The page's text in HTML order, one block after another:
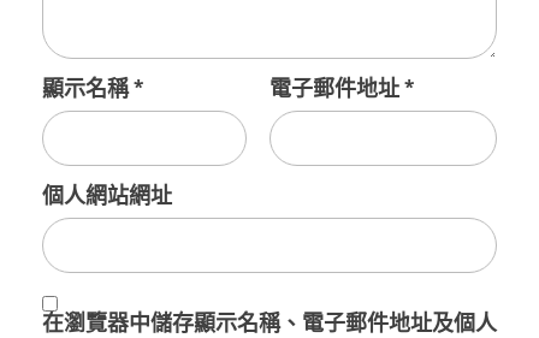
顯示名稱* 電子郵件地址*
個人網站網址
在瀏覽器中儲存顯示名稱、電子郵件地址及個人